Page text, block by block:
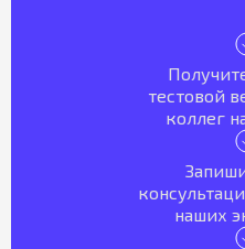
тестовой
коллег
наших